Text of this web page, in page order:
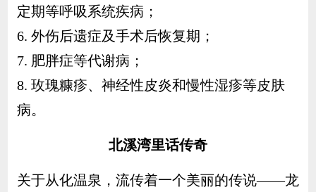
定期等呼吸系统疾病；
6. 外伤后遗症及手术后恢复期；
7. 肥胖症等代谢病；
8. 玫瑰糠疹、神经性皮炎和慢性湿疹等皮肤
病。
北溪湾里话传奇
关于从化温泉，流传着一个美丽的传说——龙